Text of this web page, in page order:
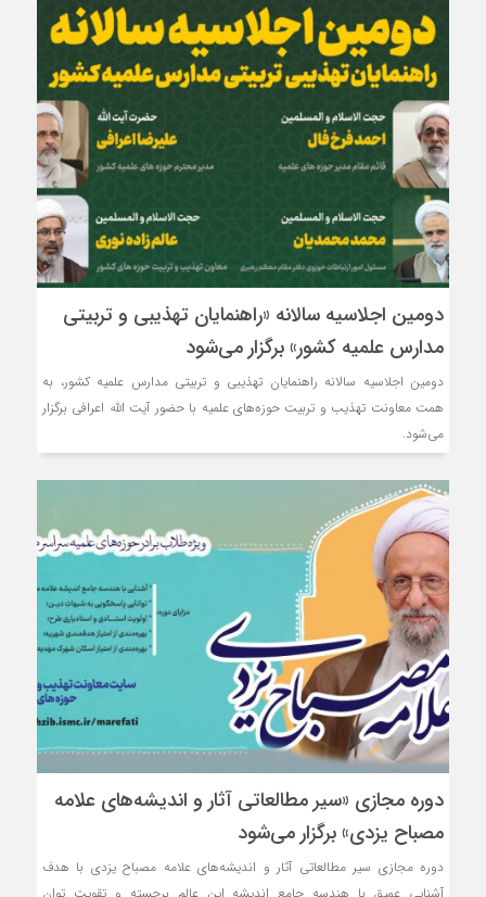
دومین اجلاسیه سالانه «راهنمایان تهذیبی و تربیتی
مدارس علمیه کشور» برگزار می‌شود
دومین اجلاسیه سالانه راهنمایان تهذیبی و تربیتی مدارس علمیه کشور، به
همت معاونت تهذیب و تربیت حوزه‌های علمیه با حضور آیت الله اعرافی برگزار
می‌شود.
دوره مجازی «سیر مطالعاتی آثار و اندیشه‌های علامه
مصباح یزدی» برگزار می‌شود
دوره مجازی سیر مطالعاتی آثار و اندیشه‌های علامه مصباح یزدی با هدف